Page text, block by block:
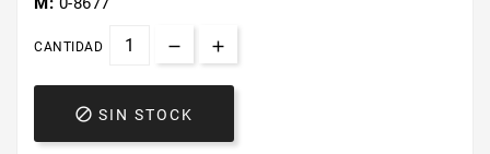
CANTIDAD
 SIN STOCK